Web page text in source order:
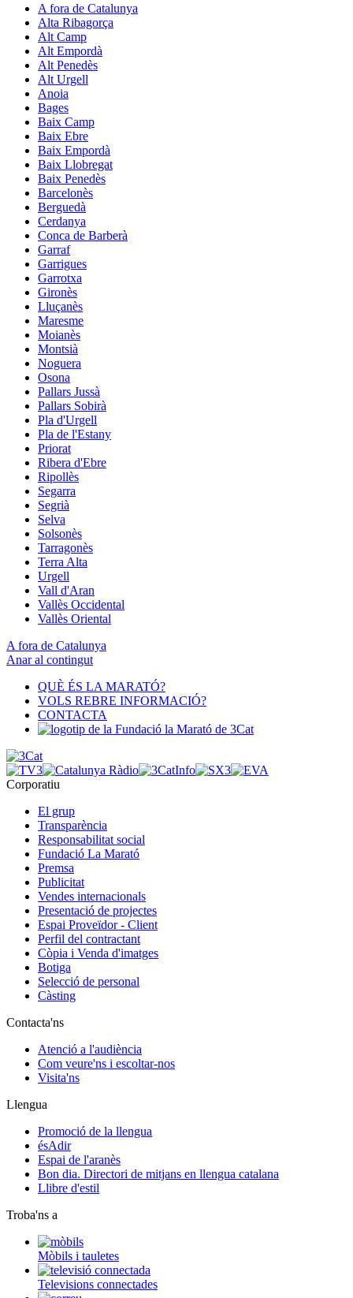
A fora de Catalunya
Alta Ribagorça
Alt Camp
Alt Empordà
Alt Penedès
Alt Urgell
Anoia
Bages
Baix Camp
Baix Ebre
Baix Empordà
Baix Llobregat
Baix Penedès
Barcelonès
Berguedà
Cerdanya
Conca de Barberà
Garraf
Garrigues
Garrotxa
Gironès
Lluçanès
Maresme
Moianès
Montsià
Noguera
Osona
Pallars Jussà
Pallars Sobirà
Pla d'Urgell
Pla de l'Estany
Priorat
Ribera d'Ebre
Ripollès
Segarra
Segrià
Selva
Solsonès
Tarragonès
Terra Alta
Urgell
Vall d'Aran
Vallès Occidental
Vallès Oriental
A fora de Catalunya
Anar al contingut
QUÈ ÉS LA MARATÓ?
VOLS REBRE INFORMACIÓ?
CONTACTA
Corporatiu
El grup
Transparència
Responsabilitat social
Fundació La Marató
Premsa
Publicitat
Vendes internacionals
Presentació de projectes
Espai Proveïdor - Client
Perfil del contractant
Còpia i Venda d'imatges
Botiga
Selecció de personal
Càsting
Contacta'ns
Atenció a l'audiència
Com veure'ns i escoltar-nos
Visita'ns
Llengua
Promoció de la llengua
ésAdir
Espai de l'aranès
Bon dia. Directori de mitjans en llengua catalana
Llibre d'estil
Troba'ns a
Mòbils i tauletes
Televisions connectades